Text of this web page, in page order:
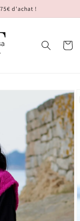
d'achat !
Panier